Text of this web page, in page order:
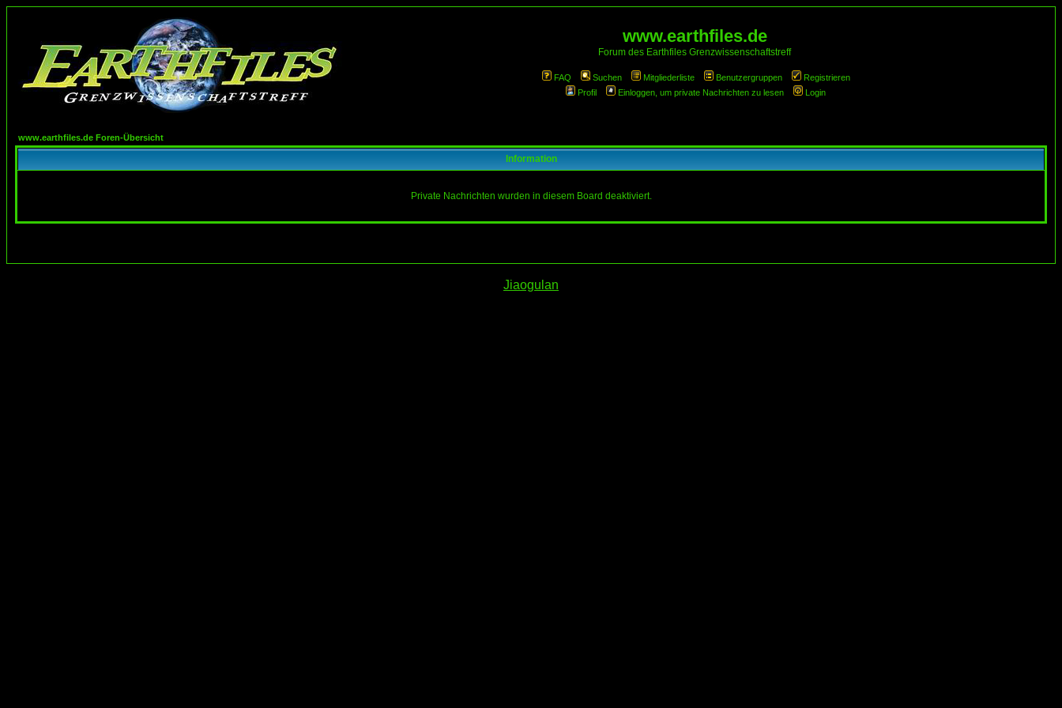
www.earthfiles.de
Forum des Earthfiles Grenzwissenschaftstreff
FAQ Suchen Mitgliederliste Benutzergruppen
Registrieren
Profil
Einloggen, um private Nachrichten zu lesen Login
www.earthfiles.de Foren-Übersicht
Information
Private Nachrichten wurden in diesem Board deaktiviert.
Jiaogulan